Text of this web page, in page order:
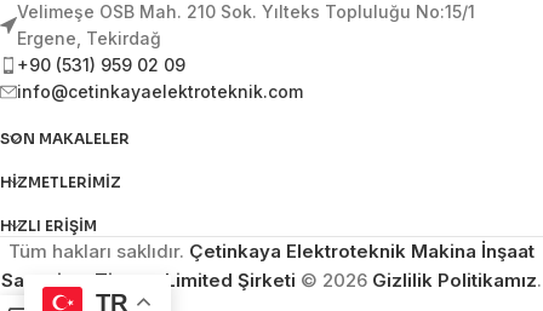
Velimeşe OSB Mah. 210 Sok. Yılteks Topluluğu No:15/1
Ergene, Tekirdağ
+90 (531) 959 02 09
info@cetinkayaelektroteknik.com
SON MAKALELER
HIZMETLERIMIZ
HIZLI ERIŞIM
Tüm hakları saklıdır. Çetinkaya Elektroteknik Makina İnşaat
Sanayi ve Ticaret Limited Şirketi © 2026 Gizlilik Politikamız.
TR